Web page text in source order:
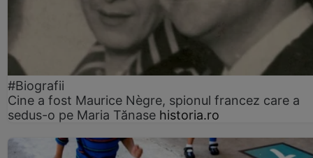
#Biografii
Cine a fost Maurice Nègre, spionul francez care a
sedus-o pe Maria Tănase historia.ro